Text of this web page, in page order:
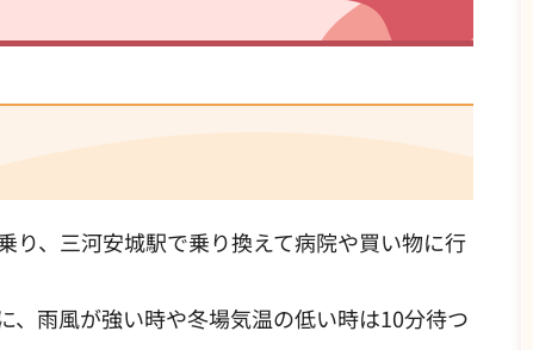
り、三河安城駅で乗り換えて病院や買い物に行
雨風が強い時や冬場気温の低い時は10分待つ